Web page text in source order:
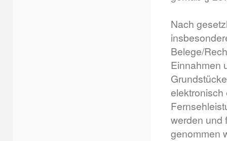
Nach
Belege/
Einnahmen
werden und
genommen